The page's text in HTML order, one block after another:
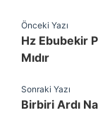
Önceki Yazı
Hz Ebubekir
Mıdır
Sonraki Yazı
Birbiri Ardı